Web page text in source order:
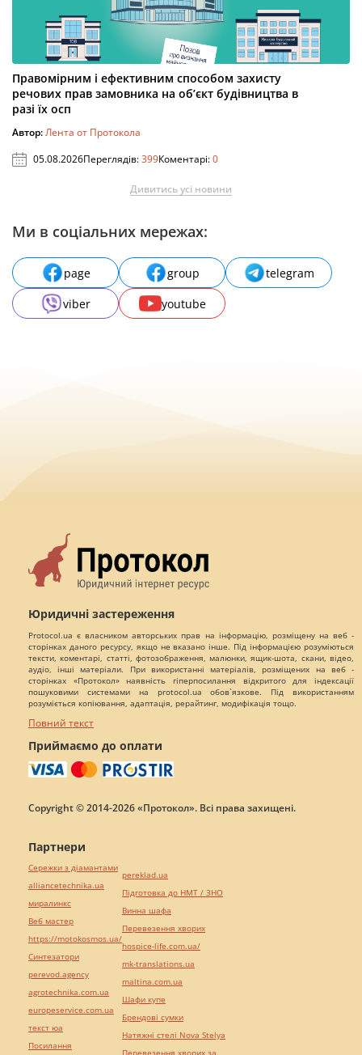
Правомірним і ефективним способом захисту
речових прав замовника на об’єкт будівництва в
разі їх осп
Автор:Лента от Протокола
05.08.2026Переглядів:399Коментарі:0
Дивитись усі новини
Ми в соціальних мережах:
page group
telegram
viber
youtube
Юридичні застереження
Protocol.ua є власником авторських прав на інформацію, розміщену на веб -
сторінках даного ресурсу, якщо не вказано інше. Під інформацією розуміються
тексти, коментарі, статті, фотозображення, малюнки, ящик-шота, скани, відео,
аудіо, інші матеріали. При використанні матеріалів, розміщених на веб -
сторінках «Протокол» наявність гіперпосилання відкритого для індексації
пошуковими системами на protocol.ua обов`язкове. Під використанням
розуміється копіювання, адаптація, рерайтинг, модифікація тощо.
Повний текст
Приймаємо до оплати
Copyright © 2014-2026 «Протокол». Всі права захищені.
Партнери
Сережки з діамантами
alliancetechnika.ua
миралинкс
Веб мастер
https://motokosmos.ua/
Синтезатори
perevod.agency
agrotechnika.com.ua
europeservice.com.ua
текст юа
Посилання
pereklad.ua
Підготовка до НМТ / ЗНО
Винна шафа
Перевезення хворих
hospice-life.com.ua/
mk-translations.ua
maltina.com.ua
Шафи купе
Брендові сумки
Натяжні стелі Nova Stelya
Перевезення хворих за